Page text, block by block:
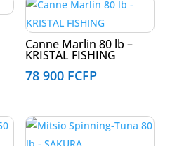
Canne Marlin 80 lb –
KRISTAL FISHING
78 900 FCFP